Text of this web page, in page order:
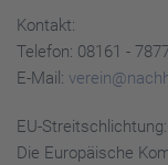
Kontakt:
Telefon: 08161 -
E-Mail:
EU-Streitschlichtung:
Die Europäische